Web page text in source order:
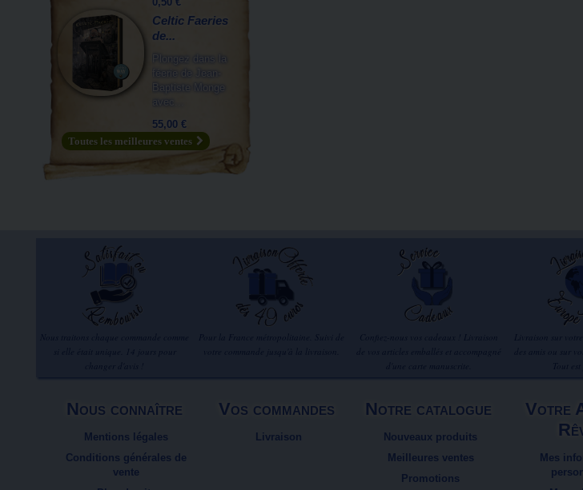
Celtic Faeries
de...
Plongez dans la
féerie de Jean-
Baptiste Monge
avec...
55,00 €
Toutes les meilleures ventes
Nous connaître
Mentions légales
Conditions générales de
vente
Vos commandes
Livraison
Notre catalogue
Nouveaux produits
Meilleures ventes
Promotions
Votre
Mes